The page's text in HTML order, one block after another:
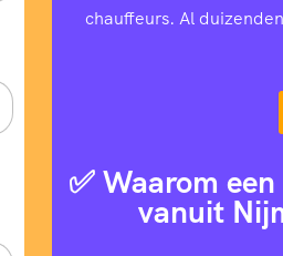
chauffeurs. Al
✅ Waarom
vanuit